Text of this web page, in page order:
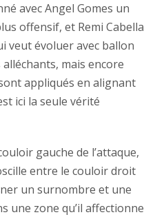
avec Angel Gomes un
offensif, et Remi Cabella
veut évoluer avec ballon
mais encore
appliqués en alignant
ici la seule vérité
gauche de l’attaque,
entre le couloir droit
un surnombre et une
une zone qu’il affectionne